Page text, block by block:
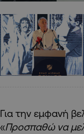
Για την εμφανή
«Προσπαθώ να